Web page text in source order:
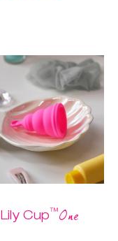
Lily Cup™One